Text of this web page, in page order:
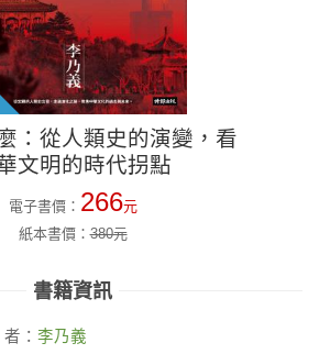
：從人類史的演變，看
文明的時代拐點
電子書價： 266元
紙本書價：380元
書籍資訊
者： 李乃義